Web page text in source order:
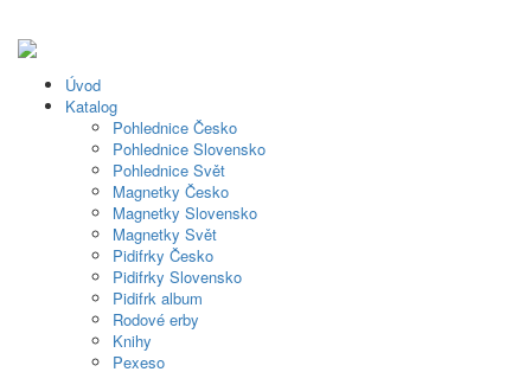
Úvod
Katalog
Pohlednice Česko
Pohlednice Slovensko
Pohlednice Svět
Magnetky Česko
Magnetky Slovensko
Magnetky Svět
Pidifrky Česko
Pidifrky Slovensko
Pidifrk album
Rodové erby
Knihy
Pexeso